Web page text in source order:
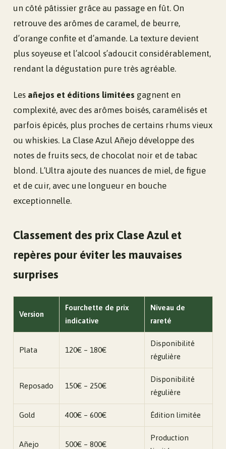
un côté pâtissier grâce au passage en fût. On
retrouve des arômes de caramel, de beurre,
d’orange confite et d’amande. La texture devient
plus soyeuse et l’alcool s’adoucit considérablement,
rendant la dégustation pure très agréable.
Les añejos et éditions limitées gagnent en
complexité, avec des arômes boisés, caramélisés et
parfois épicés, plus proches de certains rhums vieux
ou whiskies. La Clase Azul Añejo développe des
notes de fruits secs, de chocolat noir et de tabac
blond. L’Ultra ajoute des nuances de miel, de figue
et de cuir, avec une longueur en bouche
exceptionnelle.
Classement des prix Clase Azul et
repères pour éviter les mauvaises
surprises
Version
Fourchette de prix
indicative
Niveau de
rareté
Plata 120€ – 180€
Disponibilité
régulière
Reposado 150€ – 250€
Disponibilité
régulière
Gold 400€ – 600€ Édition limitée
Añejo 500€ – 800€
Production